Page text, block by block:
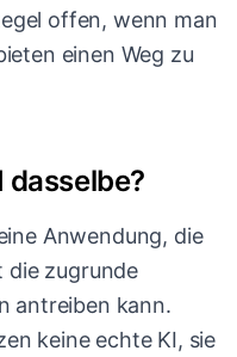
offen, wenn man
einen Weg zu
dasselbe?
Anwendung, die
die zugrunde
antreiben kann.
keine echte KI, sie